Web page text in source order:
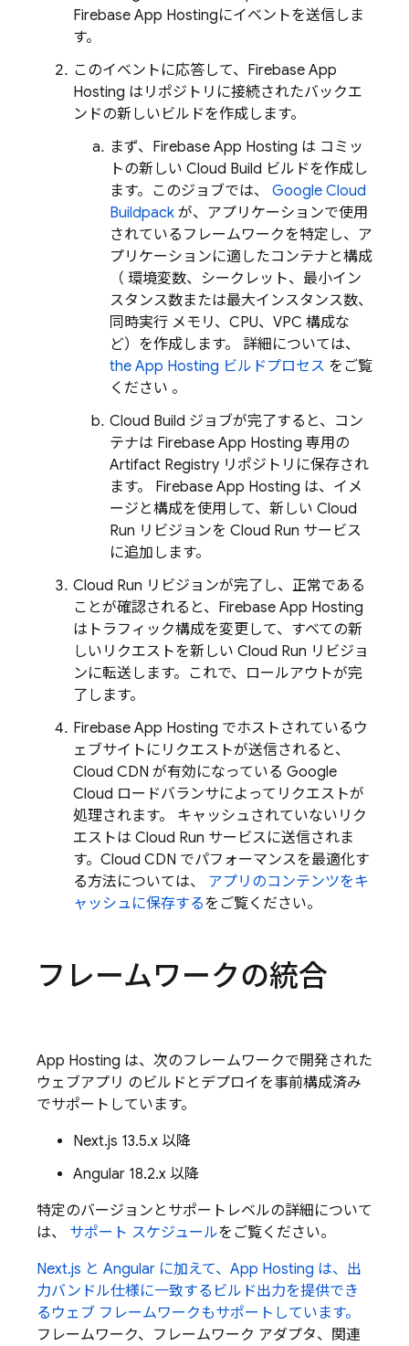
Firebase App Hostingにイベントを送信しま
す。
このイベントに応答して、 Firebase App
Hosting はリポジトリに接続されたバックエ
ンドの新しいビルドを作成します。
まず、 Firebase App Hosting は コミッ
トの新しい Cloud Build ビルドを作成し
ます。このジョブでは、 Google Cloud
Buildpack が、アプリケーションで使用
されているフレームワークを特定し、ア
プリケーションに適したコンテナと構成
（ 環境変数、シークレット、最小イン
スタンス数または最大インスタンス数、
同時実行 メモリ、CPU、VPC 構成な
ど）を作成します。 詳細については、
the App Hosting ビルドプロセス をご覧
ください 。
Cloud Build ジョブが完了すると、コン
テナは Firebase App Hosting 専用の
Artifact Registry リポジトリに保存され
ます。 Firebase App Hosting は、イメ
ージと構成を使用して、新しい Cloud
Run リビジョンを Cloud Run サービス
に追加します。
Cloud Run リビジョンが完了し、正常である
ことが確認されると、 Firebase App Hosting
はトラフィック構成を変更して、すべての新
しいリクエストを新しい Cloud Run リビジョ
ンに転送します。これで、ロールアウトが完
了します。
Firebase App Hosting でホストされているウ
ェブサイトにリクエストが送信されると、
Cloud CDN が有効になっている Google
Cloud ロードバランサによってリクエストが
処理されます。 キャッシュされていないリク
エストは Cloud Run サービスに送信されま
す。Cloud CDN でパフォーマンスを最適化す
る方法については、 アプリのコンテンツをキ
ャッシュに保存するをご覧ください。
フレームワークの統合
App Hosting は、次のフレームワークで開発された
ウェブアプリ のビルドとデプロイを事前構成済み
でサポートしています。
Next.js 13.5.x 以降
Angular 18.2.x 以降
特定のバージョンとサポートレベルの詳細について
は、 サポート スケジュールをご覧ください。
Next.js と Angular に加えて、 App Hosting は、出
力バンドル仕様に一致するビルド出力を提供でき
るウェブ フレームワークもサポートしています。
フレームワーク、フレームワーク アダプタ、関連